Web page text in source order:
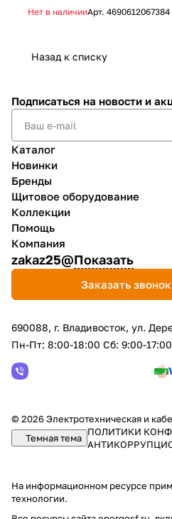
Нет в наличииАрт. 4690612067384
Назад к списку
Подписаться на новости и
Каталог
Новинки
Бренды
Щитовое оборудование
Коллекции
Помощь
Компания
zakaz25@Показать
Заказать звонок
690088, г. Владивосток, yл.
Пн-Пт: 8:00-18:00 Сб: 9:00-
© 2026 Электротехническая и
Темная тема
ПОЛИТИКИ
На информационном ресурсе
технологии.